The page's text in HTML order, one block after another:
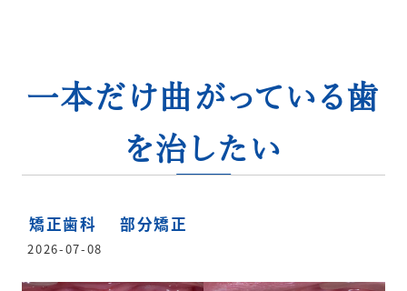
一本だけ曲がっている歯
を治したい
矯正歯科 部分矯正
2026-07-08